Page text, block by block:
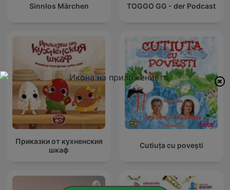
Sinnlos Märchen TOGGO GG - der Podcast
Приказки от кухненския
шкаф
Cutiuța cu povești